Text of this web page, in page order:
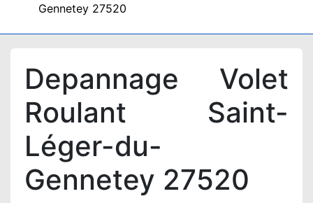
Gennetey 27520
Depannage Volet
Roulant Saint-
Léger-du-
Gennetey 27520